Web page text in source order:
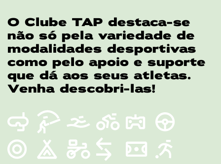
O Clube TAP destaca-se
não só pela variedade de
modalidades desportivas
como pelo apoio e suporte
que dá aos seus atletas.
Venha descobri-las!